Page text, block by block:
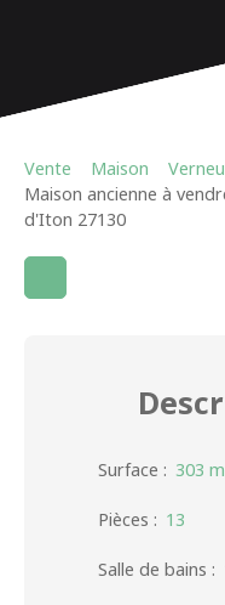
Vente Maison
Maison ancienne à
d'Iton 27130
Surface : 303
Pièces : 13
Salle de bains :